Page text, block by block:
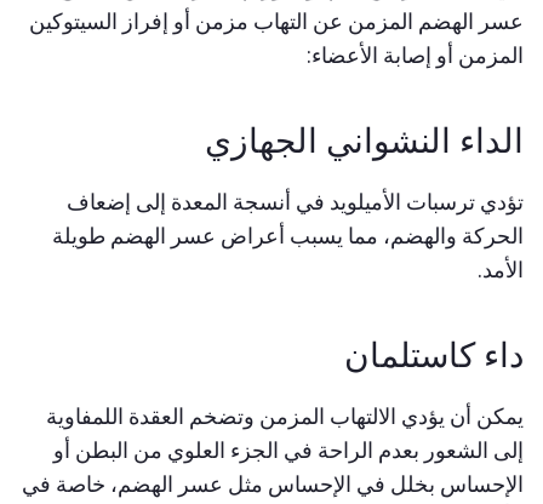
عسر الهضم المزمن عن التهاب مزمن أو إفراز السيتوكين
المزمن أو إصابة الأعضاء:
الداء النشواني الجهازي
تؤدي ترسبات الأميلويد في أنسجة المعدة إلى إضعاف
الحركة والهضم، مما يسبب أعراض عسر الهضم طويلة
الأمد.
داء كاستلمان
يمكن أن يؤدي الالتهاب المزمن وتضخم العقدة اللمفاوية
إلى الشعور بعدم الراحة في الجزء العلوي من البطن أو
الإحساس بخلل في الإحساس مثل عسر الهضم، خاصة في